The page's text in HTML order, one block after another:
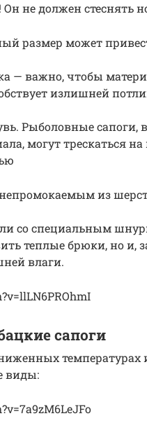
не должен стеснять
размер может
— важно, чтобы
излишней
Рыболовные
могут трескаться
из
со специальным
теплые брюки, но и,
влаги.
сапоги
температурах
виды: